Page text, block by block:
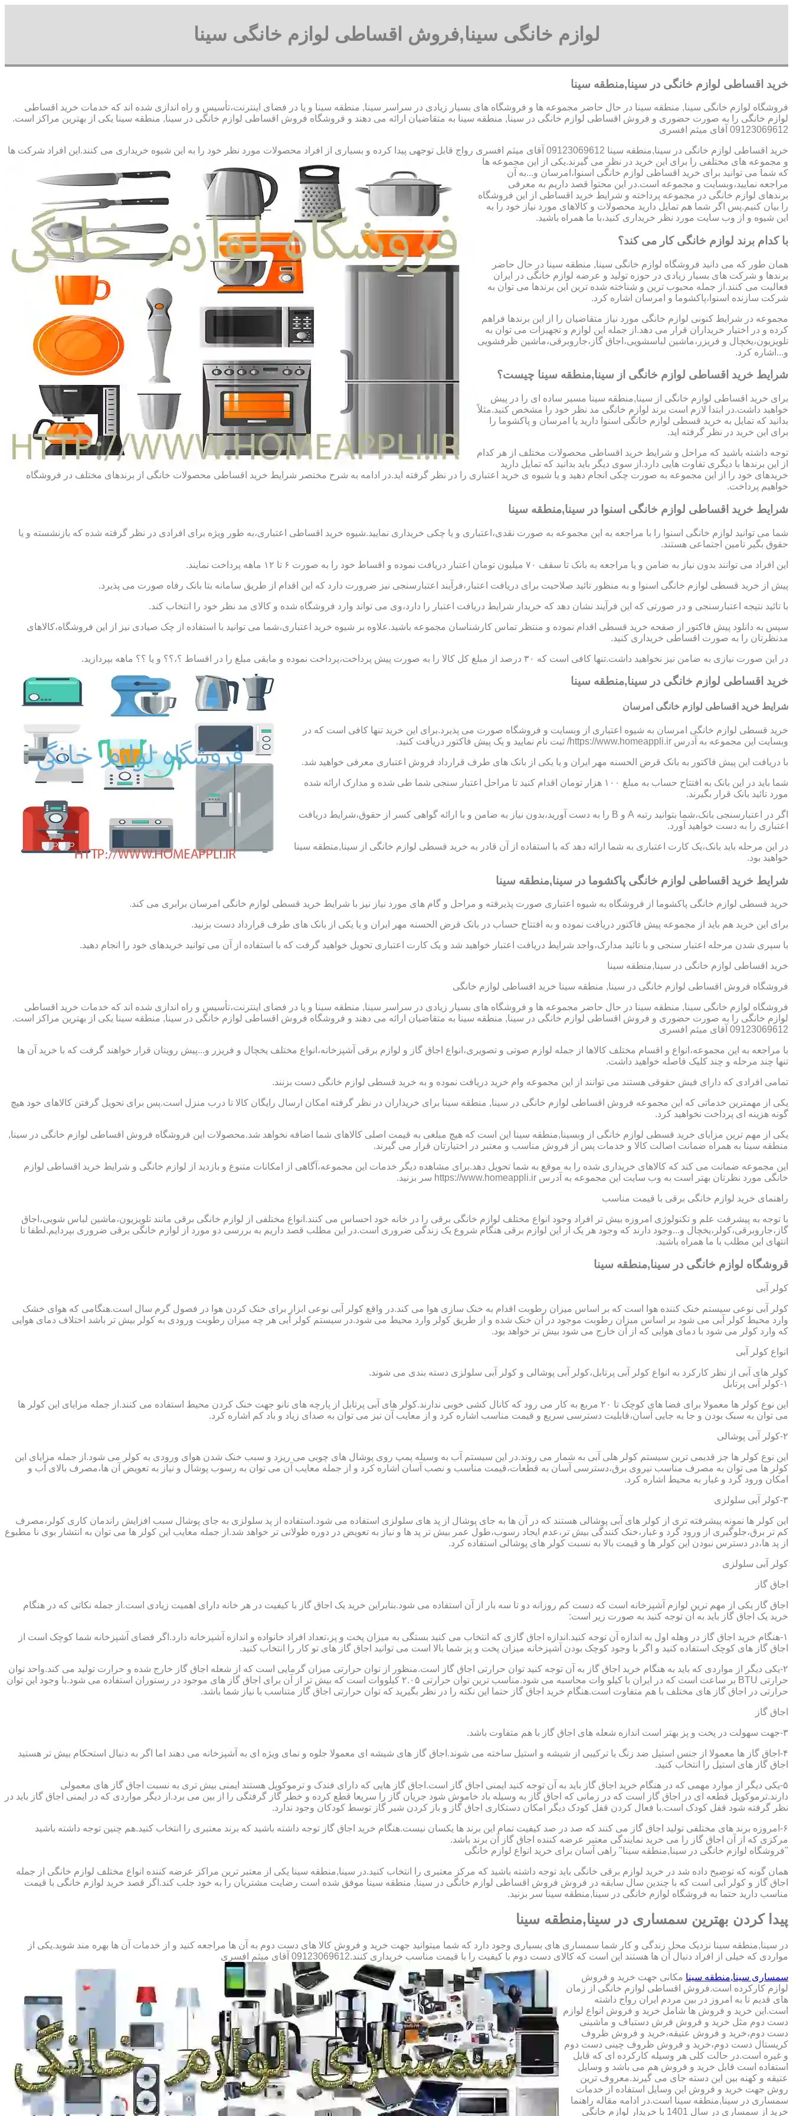
لوازم خانگی سینا,فروش اقساطی لوازم خانگی سینا
خرید اقساطی لوازم خانگی در سینا,منطقه سینا
فروشگاه لوازم خانگی سینا, منطقه سینا در حال حاضر مجموعه ها و فروشگاه های بسیار زیادی در سراسر سینا, منطقه سینا و یا در فضای اینترنت،تأسیس و راه اندازی شده اند که خدمات خرید اقساطی
لوازم خانگی را به صورت حضوری و فروش اقساطی لوازم خانگی در سینا, منطقه سینا به متقاضیان ارائه می دهند و فروشگاه فروش اقساطی لوازم خانگی در سینا, منطقه سینا یکی از بهترین مراکز است.
09123069612 آقای میثم افسری
خرید اقساطی لوازم خانگی در سینا,منطقه سینا 09123069612 آقای میثم افسری
رواج قابل توجهی پیدا کرده و بسیاری از افراد محصولات مورد نظر خود را به این شیوه خریداری می کنند.این افراد شرکت ها
و مجموعه های مختلفی را برای این خرید در نظر می گیرند.یکی از این مجموعه ها
که شما می توانید برای خرید اقساطی لوازم خانگی اسنوا،امرسان و...به آن
مراجعه نمایید،وبسایت و مجموعه است.در این محتوا قصد داریم به معرفی
برندهای لوازم خانگی در مجموعه پرداخته و شرایط خرید اقساطی از این فروشگاه
را بیان کنیم.پس اگر شما هم تمایل دارید محصولات و کالاهای مورد نیاز خود را به
این شیوه و از وب سایت مورد نظر خریداری کنید،با ما همراه باشید.
با کدام برند لوازم خانگی کار می کند؟
همان طور که می دانید فروشگاه لوازم خانگی سینا, منطقه سینا در حال حاضر
برندها و شرکت های بسیار زیادی در حوزه تولید و عرضه لوازم خانگی در ایران
فعالیت می کنند.از جمله محبوب ترین و شناخته شده ترین این برندها می توان به
شرکت سازنده اسنوا،پاکشوما و امرسان اشاره کرد.
مجموعه در شرایط کنونی لوازم خانگی مورد نیاز متقاضیان را از این برندها فراهم
کرده و در اختیار خریداران قرار می دهد.از جمله این لوازم و تجهیزات می توان به
تلویزیون،یخچال و فریزر،ماشین لباسشویی،اجاق گاز،جاروبرقی،ماشین ظرفشویی
و...اشاره کرد.
شرایط خرید اقساطی لوازم خانگی از سینا,منطقه سینا چیست؟
برای خرید اقساطی لوازم خانگی از سینا,منطقه سینا مسیر ساده ای را در پیش
خواهید داشت.در ابتدا لازم است برند لوازم خانگی مد نظر خود را مشخص کنید.مثلاً
بدانید که تمایل به خرید قسطی لوازم خانگی اسنوا دارید یا امرسان و پاکشوما را
برای این خرید در نظر گرفته اید.
توجه داشته باشید که مراحل و شرایط خرید اقساطی محصولات مختلف از هر کدام
از این برندها با دیگری تفاوت هایی دارد.از سوی دیگر باید بدانید که تمایل دارید
خریدهای خود را از این مجموعه به صورت چکی انجام دهید و یا شیوه ی خرید اعتباری را در نظر گرفته اید.در ادامه به شرح مختصر شرایط خرید اقساطی محصولات خانگی از برندهای مختلف در فروشگاه
خواهیم پرداخت.
شرایط خرید اقساطی لوازم خانگی اسنوا در سینا,منطقه سینا
شما می توانید لوازم خانگی اسنوا را با مراجعه به این مجموعه به صورت نقدی،اعتباری و یا چکی خریداری نمایید.شیوه خرید اقساطی اعتباری،به طور ویژه برای افرادی در نظر گرفته شده که بازنشسته و یا
حقوق بگیر تامین اجتماعی هستند.
این افراد می توانند بدون نیاز به ضامن و یا مراجعه به بانک تا سقف ۷۰ میلیون تومان اعتبار دریافت نموده و اقساط خود را به صورت ۶ تا ۱۲ ماهه پرداخت نمایند.
پیش از خرید قسطی لوازم خانگی اسنوا و به منظور تائید صلاحیت برای دریافت اعتبار،فرآیند اعتبارسنجی نیز ضرورت دارد که این اقدام از طریق سامانه بتا بانک رفاه صورت می پذیرد.
با تائید نتیجه اعتبارسنجی و در صورتی که این فرآیند نشان دهد که خریدار شرایط دریافت اعتبار را دارد،وی می تواند وارد فروشگاه شده و کالای مد نظر خود را انتخاب کند.
سپس به دانلود پیش فاکتور از صفحه خرید قسطی اقدام نموده و منتظر تماس کارشناسان مجموعه باشید.علاوه بر شیوه خرید اعتباری،شما می توانید با استفاده از چک صیادی نیز از این فروشگاه،کالاهای
مدنظرتان را به صورت اقساطی خریداری کنید.
در این صورت نیازی به ضامن نیز نخواهید داشت.تنها کافی است که ۳۰ درصد از مبلغ کل کالا را به صورت پیش پرداخت،پرداخت نموده و مابقی مبلغ را در اقساط ؟،؟؟ و یا ؟؟ ماهه بپردازید.
خرید اقساطی لوازم خانگی در سینا,منطقه سینا
شرایط خرید اقساطی لوازم خانگی امرسان
خرید قسطی لوازم خانگی امرسان به شیوه اعتباری از وبسایت و فروشگاه صورت می پذیرد.برای این خرید تنها کافی است که در
وبسایت این مجموعه به آدرس https://www.homeappli.ir/ ثبت نام نمایید و یک پیش فاکتور دریافت کنید.
با دریافت این پیش فاکتور به بانک قرض الحسنه مهر ایران و یا یکی از بانک های طرف قرارداد فروش اعتباری معرفی خواهید شد.
شما باید در این بانک به افتتاح حساب به مبلغ ۱۰۰ هزار تومان اقدام کنید تا مراحل اعتبار سنجی شما طی شده و مدارک ارائه شده
مورد تائید بانک قرار بگیرند.
اگر در اعتبارسنجی بانک،شما بتوانید رتبه A و B را به دست آورید،بدون نیاز به ضامن و با ارائه گواهی کسر از حقوق،شرایط دریافت
اعتباری را به دست خواهید آورد.
در این مرحله باید بانک،یک کارت اعتباری به شما ارائه دهد که با استفاده از آن قادر به خرید قسطی لوازم خانگی از سینا,منطقه سینا
خواهید بود.
شرایط خرید اقساطی لوازم خانگی پاکشوما در سینا,منطقه سینا
خرید قسطی لوازم خانگی پاکشوما از فروشگاه به شیوه اعتباری صورت پذیرفته و مراحل و گام های مورد نیاز نیز با شرایط خرید قسطی لوازم خانگی امرسان برابری می کند.
برای این خرید هم باید از مجموعه پیش فاکتور دریافت نموده و به افتتاح حساب در بانک قرض الحسنه مهر ایران و یا یکی از بانک های طرف قرارداد دست بزنید.
با سپری شدن مرحله اعتبار سنجی و با تائید مدارک،واجد شرایط دریافت اعتبار خواهید شد و یک کارت اعتباری تحویل خواهید گرفت که با استفاده از آن می توانید خریدهای خود را انجام دهید.
خرید اقساطی لوازم خانگی در سینا,منطقه سینا
فروشگاه فروش اقساطی لوازم خانگی در سینا, منطقه سینا خرید اقساطی لوازم خانگی
فروشگاه لوازم خانگی سینا, منطقه سینا در حال حاضر مجموعه ها و فروشگاه های بسیار زیادی در سراسر سینا, منطقه سینا و یا در فضای اینترنت،تأسیس و راه اندازی شده اند که خدمات خرید اقساطی
لوازم خانگی را به صورت حضوری و فروش اقساطی لوازم خانگی در سینا, منطقه سینا به متقاضیان ارائه می دهند و فروشگاه فروش اقساطی لوازم خانگی در سینا, منطقه سینا یکی از بهترین مراکز است.
09123069612 آقای میثم افسری
با مراجعه به این مجموعه،انواع و اقسام مختلف کالاها از جمله لوازم صوتی و تصویری،انواع اجاق گاز و لوازم برقی آشپزخانه،انواع مختلف یخچال و فریزر و...پیش رویتان قرار خواهند گرفت که با خرید آن ها
تنها چند مرحله و چند کلیک فاصله خواهید داشت.
تمامی افرادی که دارای فیش حقوقی هستند می توانند از این مجموعه وام خرید دریافت نموده و به خرید قسطی لوازم خانگی دست بزنند.
یکی از مهمترین خدماتی که این مجموعه فروش اقساطی لوازم خانگی در سینا, منطقه سینا برای خریداران در نظر گرفته امکان ارسال رایگان کالا تا درب منزل است.پس برای تحویل گرفتن کالاهای خود هیچ
گونه هزینه ای پرداخت نخواهید کرد.
یکی از مهم ترین مزایای خرید قسطی لوازم خانگی از وبسینا,منطقه سینا این است که هیچ مبلغی به قیمت اصلی کالاهای شما اضافه نخواهد شد.محصولات این فروشگاه فروش اقساطی لوازم خانگی در سینا,
منطقه سینا به همراه ضمانت اصالت کالا و خدمات پس از فروش مناسب و معتبر در اختیارتان قرار می گیرند.
این مجموعه ضمانت می کند که کالاهای خریداری شده را به موقع به شما تحویل دهد.برای مشاهده دیگر خدمات این مجموعه،آگاهی از امکانات متنوع و بازدید از لوازم خانگی و شرایط خرید اقساطی لوازم
خانگی مورد نظرتان بهتر است به وب سایت این مجموعه به آدرس https://www.homeappli.ir سر بزنید.
راهنمای خرید لوازم خانگی برقی با قیمت مناسب
با توجه به پیشرفت علم و تکنولوژی امروزه بیش تر افراد وجود انواع مختلف لوازم خانگی برقی را در خانه خود احساس می کنند.انواع مختلفی از لوازم خانگی برقی مانند تلویزیون،ماشین لباس شویی،اجاق
گاز،جاروبرقی،کولر،یخچال و...وجود دارند که وجود هر یک از این لوازم برقی هنگام شروع یک زندگی ضروری است.در این مطلب قصد داریم به بررسی دو مورد از لوازم خانگی برقی ضروری بپردایم.لطفا تا
انتهای این مطلب با ما همراه باشید.
قروشگاه لوازم خانگی در سینا,منطقه سینا
کولر آبی
کولر آبی نوعی سیستم خنک کننده هوا است که بر اساس میزان رطوبت اقدام به خنک سازی هوا می کند.در واقع کولر آبی نوعی ابزار برای خنک کردن هوا در فصول گرم سال است.هنگامی که هوای خشک
وارد محیط کولر آبی می شود بر اساس میزان رطوبت موجود در آن خنک شده و از طریق کولر وارد محیط می شود.در سیستم کولر آبی هر چه میزان رطوبت ورودی به کولر بیش تر باشد اختلاف دمای هوایی
که وارد کولر می شود با دمای هوایی که از آن خارج می شود بیش تر خواهد بود.
انواع کولر آبی
کولر های آبی از نظر کارکرد به انواع کولر آبی پرتابل،کولر آبی پوشالی و کولر آبی سلولزی دسته بندی می شوند.
۱-کولر آبی پرتابل
این نوع کولر ها معمولا برای فضا های کوچک تا ۲۰ مربع به کار می رود که کانال کشی خوبی ندارند.کولر های آبی پرتابل از پارچه های نانو جهت خنک کردن محیط استفاده می کنند.از جمله مزایای این کولر ها
می توان به سبک بودن و جا به جایی آسان،قابلیت دسترسی سریع و قیمت مناسب اشاره کرد و از معایب آن نیز می توان به صدای زیاد و باد کم اشاره کرد.
۲-کولر آبی پوشالی
این نوع کولر ها جز قدیمی ترین سیستم کولر هلی آبی به شمار می روند.در این سیستم آب به وسیله پمپ روی پوشال های چوبی می ریزد و سبب خنک شدن هوای ورودی به کولر می شود.از جمله مزایای این
کولر ها می توان به مصرف مناسب نیروی برق،دسترسی آسان به قطعات،قیمت مناسب و نصب آسان اشاره کرد و از جمله معایب آن می توان به رسوب پوشال و نیاز به تعویض آن ها،مصرف بالای آب و
امکان ورود گرد و غبار به محیط اشاره کرد.
۳-کولر آبی سلولزی
این کولر ها نمونه پیشرفته تری از کولر های آبی پوشالی هستند که در آن ها به جای پوشال از پد های سلولزی استفاده می شود.استفاده از پد سلولزی به جای پوشال سبب افزایش راندمان کاری کولر،مصرف
کم تر برق،جلوگیری از ورود گرد و غبار،خنک کنندگی بیش تر،عدم ایجاد رسوب،طول عمر بیش تر پد ها و نیاز به تعویض در دوره طولانی تر خواهد شد.از جمله معایب این کولر ها می توان به انتشار بوی نا مطبوع
از پد ها،در دسترس نبودن این کولر ها و قیمت بالا به نسبت کولر های پوشالی استفاده کرد.
کولر آبی سلولزی
اجاق گاز
اجاق گاز یکی از مهم ترین لوازم آشپزخانه است که دست کم روزانه دو تا سه بار از آن استفاده می شود.بنابراین خرید یک اجاق گاز با کیفیت در هر خانه دارای اهمیت زیادی است.از جمله نکاتی که در هنگام
خرید یک اجاق گاز باید به آن توجه کنید به صورت زیر است:
۱-هنگام خرید اجاق گاز در وهله اول به اندازه آن توجه کنید.اندازه اجاق گازی که انتخاب می کنید بستگی به میزان پخت و پز،تعداد افراد خانواده و اندازه آشپزخانه دارد.اگر فضای آشپزخانه شما کوچک است از
اجاق گاز های کوچک استفاده کنید و اگر با وجود کوچک بودن آشپزخانه میزان پخت و پز شما بالا است می توانید اجاق گاز های تو کار را انتخاب کنید.
۲-یکی دیگر از مواردی که باید به هنگام خرید اجاق گاز به آن توجه کنید توان حرارتی اجاق گاز است.منظور از توان حرارتی میزان گرمایی است که از شعله اجاق گاز خارج شده و حرارت تولید می کند.واحد توان
حرارتی BTU بر ساعت است که در ایران با کیلو وات محاسبه می شود.مناسب ترین توان حرارتی ۲.۰۵ کیلووات است که بیش تر از آن برای اجاق گاز های موجود در رستوران استفاده می شود.با وجود این توان
حرارتی در اجاق گاز های مختلف با هم متفاوت است.هنگام خرید اجاق گاز حتما این نکته را در نظر بگیرید که توان حرارتی اجاق گاز متناسب با نیاز شما باشد.
اجاق گاز
۳-جهت سهولت در پخت و پز بهتر است اندازه شعله های اجاق گاز با هم متفاوت باشد.
۴-اجاق گاز ها معمولا از جنس استیل ضد زنگ یا ترکیبی از شیشه و استیل ساخته می شوند.اجاق گاز های شیشه ای معمولا جلوه و نمای ویژه ای به آشپزخانه می دهند اما اگر به دنبال استحکام بیش تر هستید
اجاق گاز های استیل را انتخاب کنید.
۵-یکی دیگر از موارد مهمی که در هنگام خرید اجاق گاز باید به آن توجه کنید ایمنی اجاق گاز است.اجاق گاز هایی که دارای فندک و ترموکوپل هستند ایمنی بیش تری به نسبت اجاق گاز های معمولی
دارند.ترموکوپل قطعه ای در اجاق گاز است که در زمانی که اجاق گاز به وسیله باد خاموش شود جریان گاز را سریعا قطع کرده و خطر گاز گرفتگی را از بین می برد.از دیگر مواردی که در ایمنی اجاق گاز باید در
نظر گرفته شود قفل کودک است.با فعال کردن قفل کودک دیگر امکان دستکاری اجاق گاز و باز کردن شیر گاز توسط کودکان وجود ندارد.
۶-امروزه برند های مختلفی تولید اجاق گاز می کنند که صد در صد کیفیت تمام این برند ها یکسان نیست.هنگام خرید اجاق گاز توجه داشته باشید که برند معتبری را انتخاب کنید.هم چنین توجه داشته باشید
مرکزی که از آن اجاق گاز را می خرید نمایندگی معتبر عرضه کننده اجاق گاز آن برند باشد.
"فروشگاه لوازم خانگی در سینا,منطقه سینا" راهی آسان برای خرید انواع لوازم خانگی
همان گونه که توضیح داده شد در خرید لوازم برقی خانگی باید توجه داشته باشید که مرکز معتبری را انتخاب کنید.در سینا,منطقه سینا یکی از معتبر ترین مراکز عرضه کننده انواع مختلف لوازم خانگی از جمله
اجاق گاز و کولر آبی است که با چندین سال سابقه در فروش فروش اقساطی لوازم خانگی در سینا, منطقه سینا موفق شده است رضایت مشتریان را به خود جلب کند.اگر قصد خرید لوازم خانگی با قیمت
مناسب دارید حتما به فروشگاه لوازم خانگی در سینا,منطقه سینا سر بزنید.
پیدا کردن بهترین سمساری در سینا,منطقه سینا
در سینا,منطقه سینا نزدیک محل زندگی و کار شما سمساری های بسیاری وجود دارد که شما میتوانید جهت خرید و فروش کالا های دست دوم به آن ها مراجعه کنید و از خدمات آن ها بهره مند شوید.یکی از
مواردی که خیلی از افراد دنبال آن ها هستند این است که کالای دست دوم با کیفیت را با قیمت مناسب خریداری کنند.09123069612 آقای میثم افسری
سمساری سینا,منطقه سینا مکانی جهت خرید و فروش
لوازم کارکرده است.فروش اقساطی لوازم خانگی از زمان
های قدیم تا به امروز در بین مردم ایران رواج داشته
است.این خرید و فروش ها شامل خرید و فروش انواع لوازم
دست دوم مثل خرید و فروش فرش دستباف و ماشینی
دست دوم،خرید و فروش عتیقه،خرید و فروش ظروف
کریستال دست دوم،خرید و فروش ظروف چینی دست دوم
و غیره است.در حالت کلی هر وسیله کارکرده ای که قابل
استفاده است قابل خرید و فروش هم می باشد و وسایل
عتیقه و کهنه بین این دسته جای می گیرند.معروف ترین
روش جهت خرید و فروش این وسایل استفاده از خدمات
سمساری در سینا,منطقه سینا است.در ادامه مقاله راهنما
خرید از سمساری در سال 1401 با خریدار لوازم خانگی